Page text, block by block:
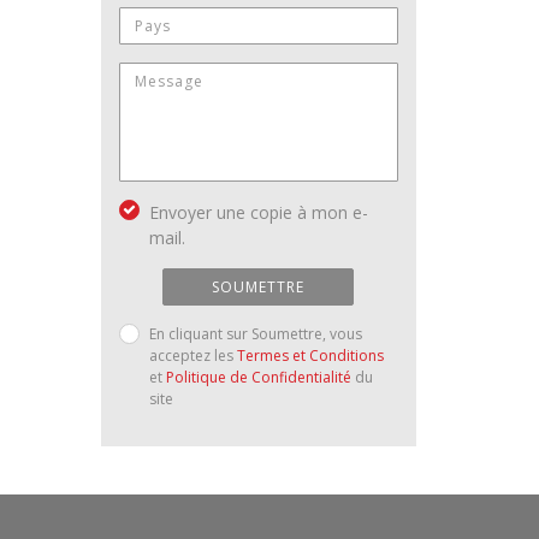
Envoyer une copie à mon e-
mail.
SOUMETTRE
En cliquant sur Soumettre, vous
acceptez lesTermes et Conditions
et Politique de Confidentialité du
site